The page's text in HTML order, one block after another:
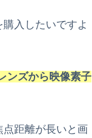
入したいですよ
ンズから映像素子
距離が長いと画